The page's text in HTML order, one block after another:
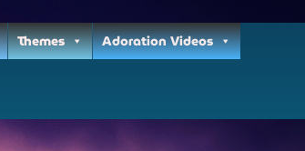
Themes
Adoration Videos